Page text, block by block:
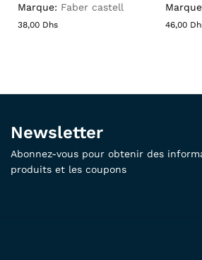
Marque: Faber castell
38,00 Dhs 46,00
Newsletter
Abonnez-vous pour obtenir des
produits et les coupons